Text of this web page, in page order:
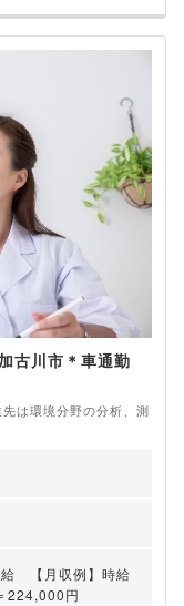
古川市＊車通勤
は環境分野の分析、測
【月収例】時給
224,000円